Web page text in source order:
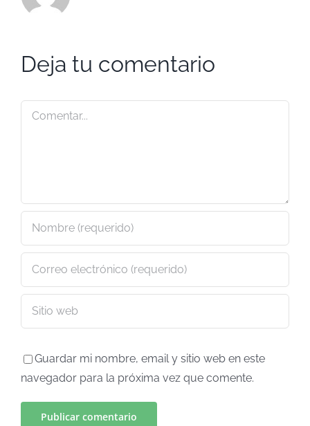
Deja tu comentario
Comentar
Guardar mi nombre, email y sitio web en este
navegador para la próxima vez que comente.